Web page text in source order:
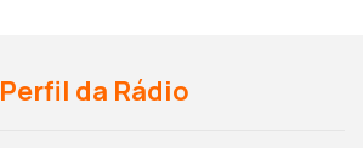
Perfil da Rádio